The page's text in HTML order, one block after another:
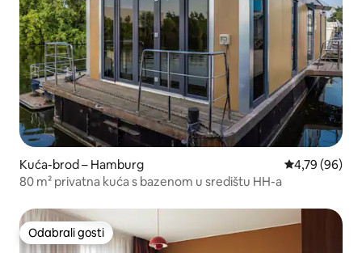
Kuća-brod – Hamburg Prosječna
4,79 (96)
80 m² privatna kuća s bazenom u središtu HH-a
Odabrali gosti
Odabrali gosti